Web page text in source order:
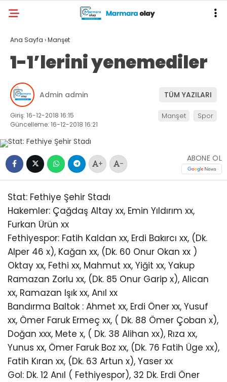
Ana Sayfa ›Manşet
1-1’lerini yenemediler
Admin admin TÜM YAZILARI
Giriş: 16-12-2018 16:15
Güncelleme: 16-12-2018 16:21
Manşet Spor
+ -
ABONE OL
Stat: Fethiye Şehir Stadı
Hakemler: Çağdaş Altay xx, Emin Yıldırım xx,
Furkan Ürün xx
Fethiyespor: Fatih Kaldan xx, Erdi Bakırcı xx, (Dk.
Alper 46 x), Kağan xx, (Dk. 60 Onur Okan xx )
Oktay xx, Fethi xx, Mahmut xx, Yiğit xx, Yakup
Ramazan Zorlu xx, (Dk. 85 Onur Garip x), Alican
xx, Ramazan Işık xx, Anıl xx
Bandırma Baltok : Ahmet xx, Erdi Öner xx, Yusuf
xx, Ömer Faruk Ermeç xx, ( Dk. 88 Ömer Çoban x),
Doğan xxx, Mete x, ( Dk. 38 Alihan xx), Rıza xx,
Yunus xx, Ömer Faruk Boz xx, (Dk. 76 Fatih Üge xx),
Fatih Kıran xx, (Dk. 63 Artun x), Yaser xx
Gol: Dk. 12 Anıl ( Fethiyespor), 32 Dk. Erdi Öner